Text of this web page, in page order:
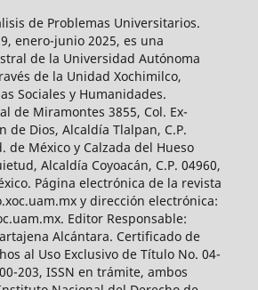
de Problemas Universitarios.
enero-junio 2025, es una
de la Universidad Autónoma
de la Unidad Xochimilco,
Sociales y Humanidades.
de Miramontes 3855, Col. Ex-
de Dios, Alcaldía Tlalpan, C.P.
de México y Calzada del Hueso
Alcaldía Coyoacán, C.P. 04960,
Página electrónica de la revista
y dirección electrónica:
Editor Responsable:
Alcántara. Certificado de
al Uso Exclusivo de Título No. 04-
203, ISSN en trámite, ambos